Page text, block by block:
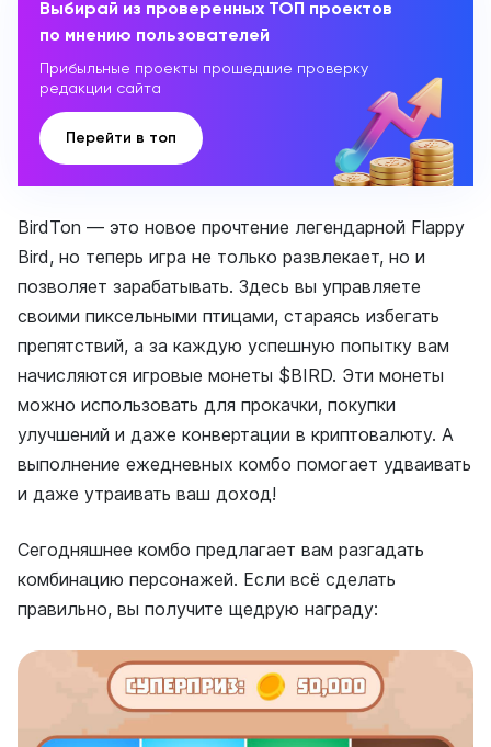
Выбирай из проверенных ТОП проектов
по мнению пользователей
Прибыльные проекты прошедшие проверку
редакции сайта
Перейти в топ
BirdTon — это новое прочтение легендарной Flappy
Bird, но теперь игра не только развлекает, но и
позволяет зарабатывать. Здесь вы управляете
своими пиксельными птицами, стараясь избегать
препятствий, а за каждую успешную попытку вам
начисляются игровые монеты $BIRD. Эти монеты
можно использовать для прокачки, покупки
улучшений и даже конвертации в криптовалюту. А
выполнение ежедневных комбо помогает удваивать
и даже утраивать ваш доход!
Сегодняшнее комбо предлагает вам разгадать
комбинацию персонажей. Если всё сделать
правильно, вы получите щедрую награду: